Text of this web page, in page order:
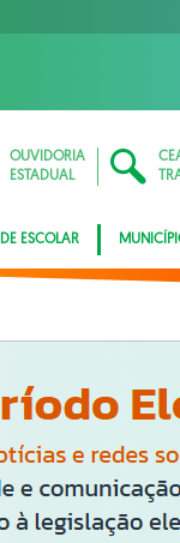
OUVIDORIA
ESTADUAL
ESCOLAR